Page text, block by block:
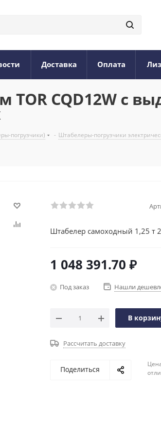
Доставка Оплата
TOR CQD12W с
погрузчики) - Штабелеры-погрузчики
Штабелер самоходный 1,25 т
1 048 391.70 ₽
Под заказ Нашли
В
Рассчитать доставку
Поделиться